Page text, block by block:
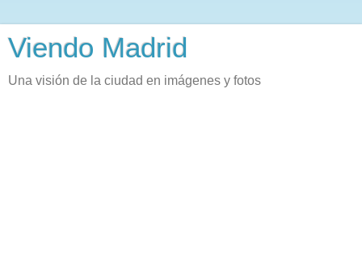
Viendo Madrid
Una visión de la ciudad en imágenes y fotos